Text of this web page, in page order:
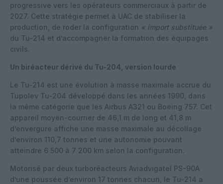
progressive vers les opérateurs commerciaux à partir de
2027. Cette stratégie permet à UAC de stabiliser la
production, de roder la configuration « import substituée »
du Tu-214 et d’accompagner la formation des équipages
civils.
Un biréacteur dérivé du Tu-204, version lourde
Le Tu-214 est une évolution à masse maximale accrue du
Tupolev Tu-204 développé dans les années 1990, dans
la même catégorie que les Airbus A321 ou Boeing 757. Cet
appareil moyen-courrier de 46,1 m de long et 41,8 m
d’envergure affiche une masse maximale au décollage
d’environ 110,7 tonnes et une autonomie pouvant
atteindre 6 500 à 7 200 km selon la configuration.
Motorisé par deux turboréacteurs Aviadvigatel PS-90A
d’une poussée d’environ 17 tonnes chacun, le Tu-214 a